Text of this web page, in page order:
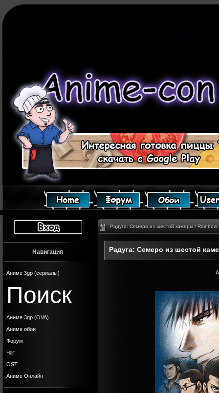
Навигация
Аниме 3gp (сериалы)
Поиск
Аниме 3gp (OVA)
Аниме обои
Форум
Чат
OST
Аниме Онлайн
Радуга: Семеро из шестой камеры /
Радуга: Семеро из шестой